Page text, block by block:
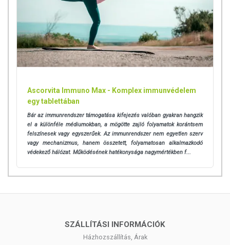
Ascorvita Immuno Max - Komplex immunvédelem
egy tablettában
Bár az immunrendszer támogatása kifejezés valóban gyakran hangzik
el a különféle médiumokban, a mögötte zajló folyamatok korántsem
felszínesek vagy egyszerűek. Az immunrendszer nem egyetlen szerv
vagy mechanizmus, hanem összetett, folyamatosan alkalmazkodó
védekező hálózat. Működésének hatékonysága nagymértékben f...
SZÁLLÍTÁSI INFORMÁCIÓK
Házhozszállítás, Árak